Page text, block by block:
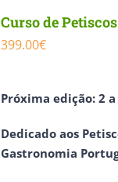
Curso de
399.00€
Próxima edição: 2
Dedicado aos
Gastronomia